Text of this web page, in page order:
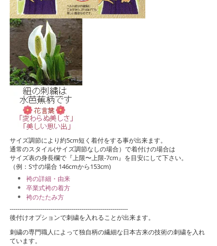
サイズ調節により約5cm短く着付をする事が出来ます。
通常のスタイル(サイズ調節なしの場合）で着付けの場合は
サイズ表の身長欄で『上限〜上限-7cm』を目安にして下さい。
（例：S寸の場合 146cmから153cm)
袴の詳細・由来
卒業式袴の着方
袴のたたみ方
-------------------------------------------------------------
後付けオプションで刺繍を入れることが出来ます。
刺繍の専門職人によって独自柄の繊細な日本古来の技術の刺繍を入れ
ています。